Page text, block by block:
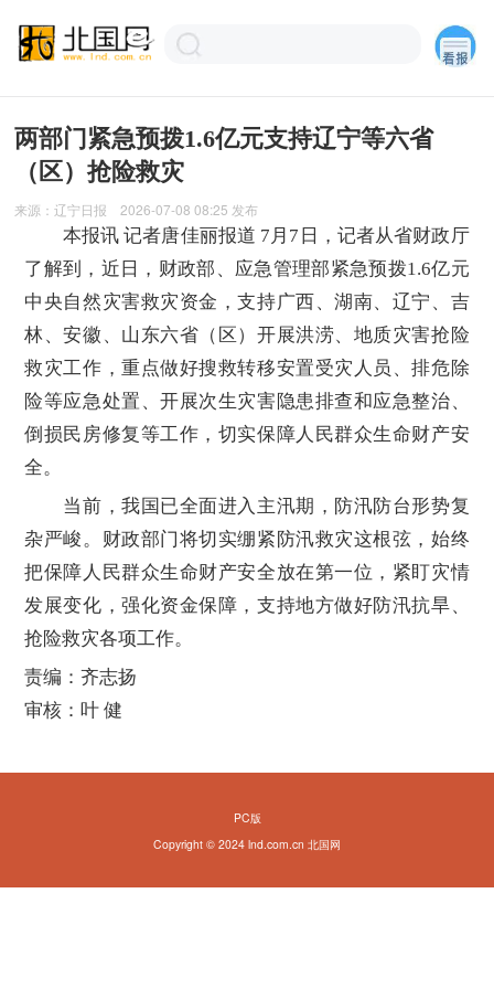
两部门紧急预拨1.6亿元支持辽宁等六省
（区）抢险救灾
来源：辽宁日报 2026-07-08 08:25 发布
本报讯 记者唐佳丽报道 7月7日，记者从省财政厅
了解到，近日，财政部、应急管理部紧急预拨1.6亿元
中央自然灾害救灾资金，支持广西、湖南、辽宁、吉
林、安徽、山东六省（区）开展洪涝、地质灾害抢险
救灾工作，重点做好搜救转移安置受灾人员、排危除
险等应急处置、开展次生灾害隐患排查和应急整治、
倒损民房修复等工作，切实保障人民群众生命财产安
全。
当前，我国已全面进入主汛期，防汛防台形势复
杂严峻。财政部门将切实绷紧防汛救灾这根弦，始终
把保障人民群众生命财产安全放在第一位，紧盯灾情
发展变化，强化资金保障，支持地方做好防汛抗旱、
抢险救灾各项工作。
责编：齐志扬
审核：叶 健
PC版
Copyright © 2024 lnd.com.cn 北国网